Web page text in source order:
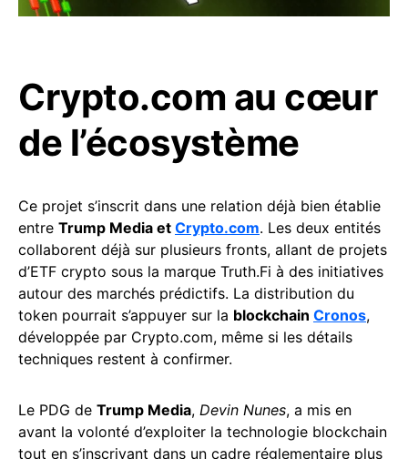
Crypto.com au cœur
de l’écosystème
Ce projet s’inscrit dans une relation déjà bien établie
entre Trump Media et Crypto.com. Les deux entités
collaborent déjà sur plusieurs fronts, allant de projets
d’ETF crypto sous la marque Truth.Fi à des initiatives
autour des marchés prédictifs. La distribution du
token pourrait s’appuyer sur la blockchain Cronos,
développée par Crypto.com, même si les détails
techniques restent à confirmer.
Le PDG de Trump Media, Devin Nunes, a mis en
avant la volonté d’exploiter la technologie blockchain
tout en s’inscrivant dans un cadre réglementaire plus